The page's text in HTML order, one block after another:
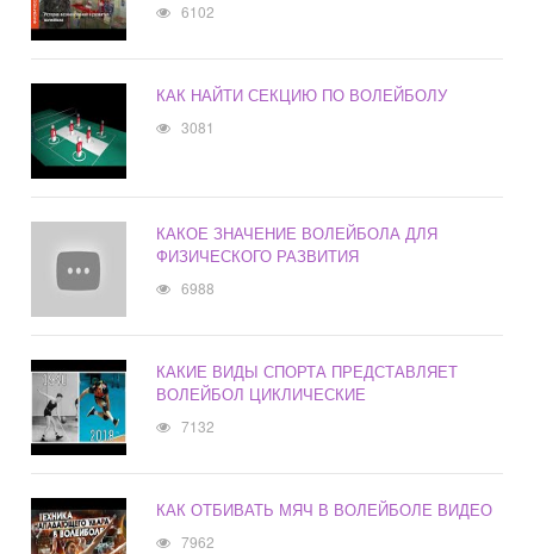
6102
КАК НАЙТИ СЕКЦИЮ ПО ВОЛЕЙБОЛУ
3081
КАКОЕ ЗНАЧЕНИЕ ВОЛЕЙБОЛА ДЛЯ
ФИЗИЧЕСКОГО РАЗВИТИЯ
6988
КАКИЕ ВИДЫ СПОРТА ПРЕДСТАВЛЯЕТ
ВОЛЕЙБОЛ ЦИКЛИЧЕСКИЕ
7132
КАК ОТБИВАТЬ МЯЧ В ВОЛЕЙБОЛЕ ВИДЕО
7962